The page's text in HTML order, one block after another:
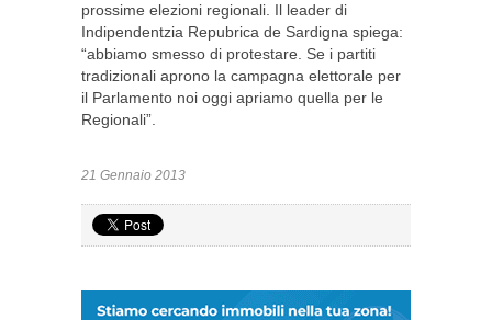
prossime elezioni regionali. Il leader di
Indipendentzia Repubrica de Sardigna spiega:
“abbiamo smesso di protestare. Se i partiti
tradizionali aprono la campagna elettorale per
il Parlamento noi oggi apriamo quella per le
Regionali”.
21 Gennaio 2013